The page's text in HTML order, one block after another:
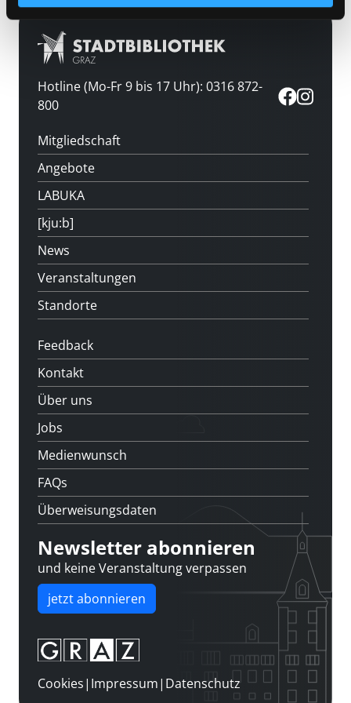
Hotline (Mo-Fr 9 bis 17 Uhr): 0316 872-
800
Mitgliedschaft
Angebote
LABUKA
[kju:b]
News
Veranstaltungen
Standorte
Feedback
Kontakt
Über uns
Jobs
Medienwunsch
FAQs
Überweisungsdaten
Newsletter abonnieren
und keine Veranstaltung verpassen
jetzt abonnieren
Cookies| Impressum| Datenschutz